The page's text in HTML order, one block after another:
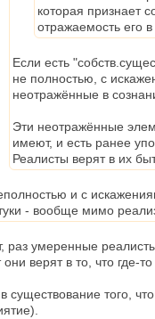
которая признает
отражаемость его
Если есть
не полностью, с
неотражённые в
Эти неотражённые
имеют, и есть ранее
Реалисты верят в их
и с
- вообще мимо
раз умеренные
они верят в то, что где-
существование того,